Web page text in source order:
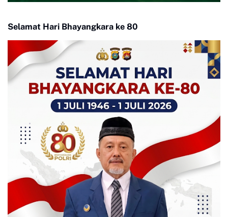
Selamat Hari Bhayangkara ke 80